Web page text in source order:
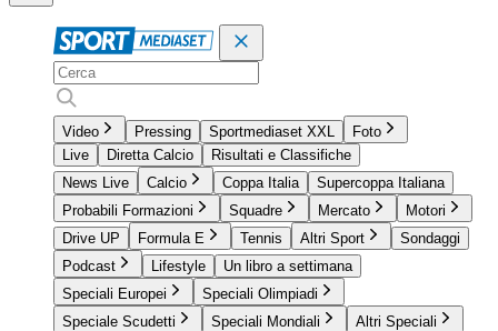
Video Pressing Sportmediaset XXL
Foto
Live
Diretta Calcio
Risultati e Classifiche
News Live
Calcio Coppa Italia
Supercoppa Italiana
Probabili Formazioni
Squadre Mercato
Motori
Drive UP
Formula E Tennis Altri Sport
Sondaggi
Podcast
Lifestyle
Un libro a settimana
Speciali Europei
Speciali Olimpiadi
Speciale Scudetti
Speciali Mondiali Altri Speciali